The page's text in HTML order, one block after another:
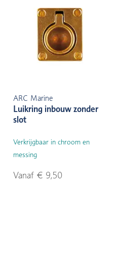
ARC Marine
Luikring inbouw zonder
slot
Verkrijgbaar in chroom en
messing
Vanaf € 9,50